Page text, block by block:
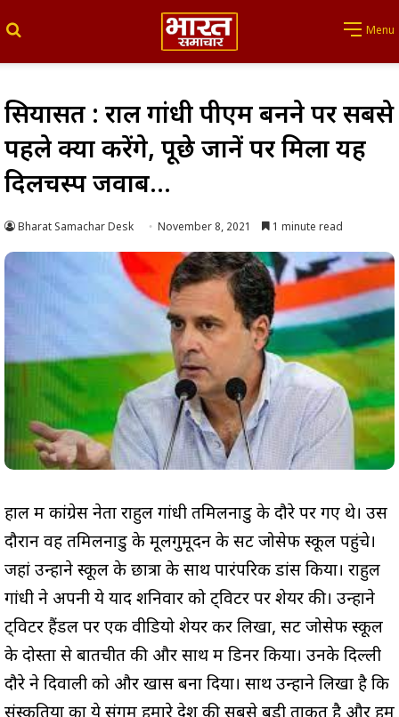
Menu
सियासत : राहुल गांधी पीएम बनने पर सबसे
पहले क्या करेंगे, पूछे जानें पर मिला यह
दिलचस्प जवाब…
Bharat Samachar Desk November 8, 2021 1 minute read
हाल में कांग्रेस नेता राहुल गांधी तमिलनाडु के दौरे पर गए थे। उस
दौरान वह तमिलनाडु के मूलगुमूदन के सेंट जोसेफ स्कूल पहुंचे।
जहां उन्होंने स्कूल के छात्रों के साथ पारंपरिक डांस किया। राहुल
गांधी ने अपनी ये यादें शनिवार को ट्विटर पर शेयर की। उन्होंने
ट्विटर हैंडल पर एक वीडियो शेयर कर लिखा, सेंट जोसेफ स्कूल
के दोस्तों से बातचीत की और साथ में डिनर किया। उनके दिल्ली
दौरे ने दिवाली को और खास बना दिया। साथ उन्होंने लिखा है कि